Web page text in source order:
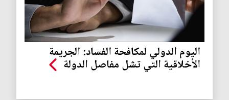
اليوم الدولي لمكافحة الفساد: الجريمة
الأخلاقية التي تشل مفاصل الدولة